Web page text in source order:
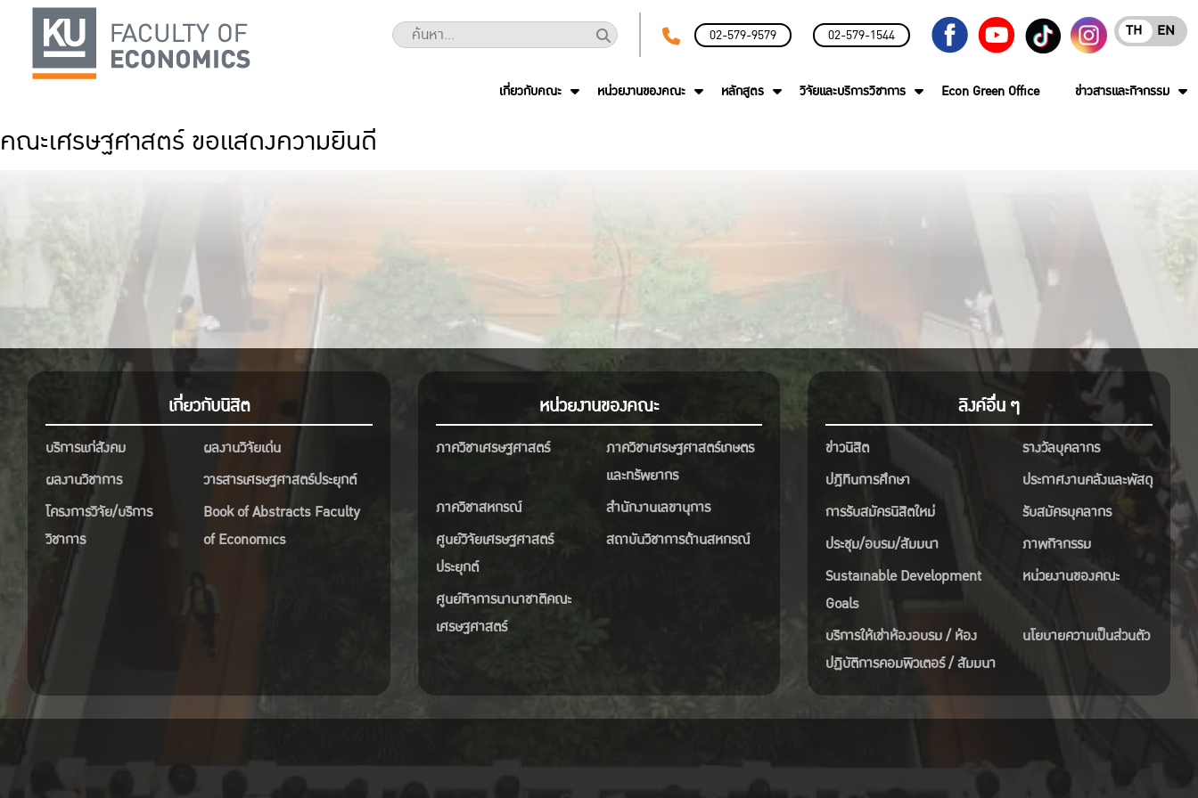
02-579-9579 02-579-1544 EN
TH
เกี่ยวกับคณะ หน่วยงานของคณะ หลักสูตร วิจัยและบริการวิชาการ Econ Green Office ข่าวสารและกิจกรรม
คณะเศรษฐศาสตร์ ขอแสดงความยินดี
เกี่ยวกับนิสิต
บริการแก่สังคม
ผลงานวิจัยเด่น
ผลงานวิชาการ
วารสารเศรษฐศาสตร์ประยุกต์
โครงการวิจัย/บริการ
วิชาการ
Book of Abstracts Faculty
of Economics
หน่วยงานของคณะ
ภาควิชาเศรษฐศาสตร์
ภาควิชาเศรษฐศาสตร์เกษตร
และทรัพยากร
ภาควิชาสหกรณ์
สำนักงานเลขานุการ
ศูนย์วิจัยเศรษฐศาสตร์
ประยุกต์
สถาบันวิชาการด้านสหกรณ์
ศูนย์กิจการนานาชาติคณะ
เศรษฐศาสตร์
ลิงค์อื่น ๆ
ข่าวนิสิต
รางวัลบุคลากร
ปฎิทินการศึกษา
ประกาศงานคลังและพัสดุ
การรับสมัครนิสิตใหม่
รับสมัครบุคลากร
ประชุม/อบรม/สัมมนา
ภาพกิจกรรม
Sustainable Development
Goals
หน่วยงานของคณะ
บริการให้เช่าห้องอบรม / ห้อง
ปฏิบัติการคอมพิวเตอร์ / สัมมนา
นโยบายความเป็นส่วนตัว